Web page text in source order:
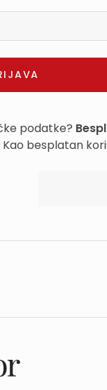
podatke?
Kao besplatan